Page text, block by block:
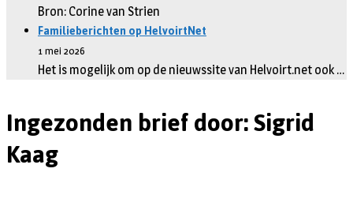
Bron: Corine van Strien
Familieberichten op HelvoirtNet
1 mei 2026
Het is mogelijk om op de nieuwssite van Helvoirt.net ook …
Ingezonden brief door: Sigrid
Kaag